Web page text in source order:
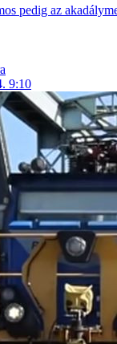
pedig az
9:10